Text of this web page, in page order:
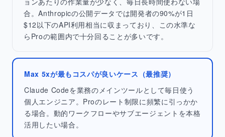
合。Anthropicの公開データでは開発者の90%が1日
$12以下のAPI利用相当に収まっており、この水準な
らProの範囲内で十分回ることが多いです。
Max 5xが最もコスパが良いケース（最推奨）
Claude Codeを業務のメインツールとして毎日使う
個人エンジニア。Proのレート制限に頻繁に引っかか
る場合。動的ワークフローやサブエージェントを本格
活用したい場合。